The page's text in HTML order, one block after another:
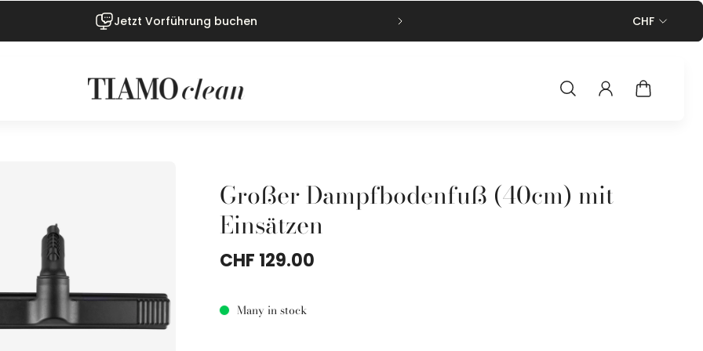
Jetzt Vorführung buchen Kostenfreier Versand ab 50€
CHF
Großer Dampfbodenfuß (40cm) mit
Einsätzen
CHF 129.00
Many in stock